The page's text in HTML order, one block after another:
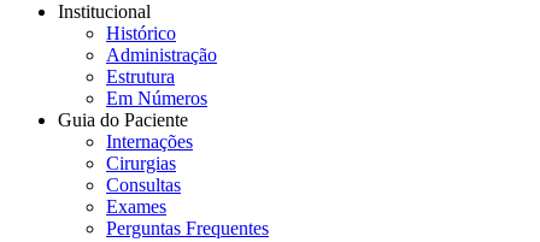
Institucional
Histórico
Administração
Estrutura
Em Números
Guia do Paciente
Internações
Cirurgias
Consultas
Exames
Perguntas Frequentes